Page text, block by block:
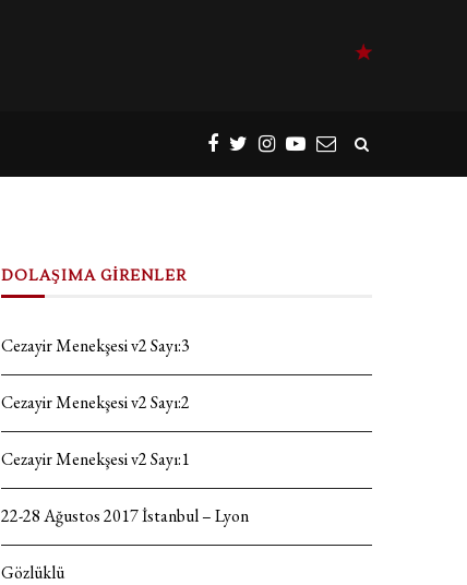
DOLAŞIMA GİRENLER
Cezayir Menekşesi v2 Sayı:3
Cezayir Menekşesi v2 Sayı:2
Cezayir Menekşesi v2 Sayı:1
22-28 Ağustos 2017 İstanbul – Lyon
Gözlüklü